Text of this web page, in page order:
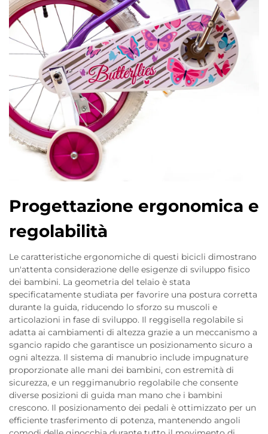
Progettazione ergonomica e
regolabilità
Le caratteristiche ergonomiche di questi bicicli dimostrano
un'attenta considerazione delle esigenze di sviluppo fisico
dei bambini. La geometria del telaio è stata
specificatamente studiata per favorire una postura corretta
durante la guida, riducendo lo sforzo su muscoli e
articolazioni in fase di sviluppo. Il reggisella regolabile si
adatta ai cambiamenti di altezza grazie a un meccanismo a
sgancio rapido che garantisce un posizionamento sicuro a
ogni altezza. Il sistema di manubrio include impugnature
proporzionate alle mani dei bambini, con estremità di
sicurezza, e un reggimanubrio regolabile che consente
diverse posizioni di guida man mano che i bambini
crescono. Il posizionamento dei pedali è ottimizzato per un
efficiente trasferimento di potenza, mantenendo angoli